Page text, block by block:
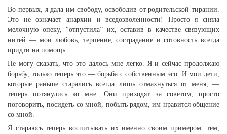
Во-первых, я дала им свободу, освободив от родительской тирании.
Это не означает анархии и вседозволенности! Просто я сняла
мелочную опеку, “отпустила” их, оставив в качестве связующих
нитей — мои любовь, терпение, сострадание и готовность всегда
придти на помощь.
Не могу сказать, что это далось мне легко. Я и сейчас продолжаю
борьбу, только теперь это — борьба с собственным эго. И мои дети,
которые раньше старались всегда лишь отмахнуться от меня, —
теперь потянулись ко мне. Они приходят за советом, просто
поговорить, посидеть со мной, побыть рядом, им нравится общение
со мной.
Я стараюсь теперь воспитывать их именно своим примером: тем,